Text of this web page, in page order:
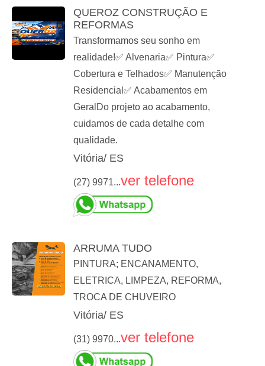
QUEROZ CONSTRUÇÃO E
REFORMAS
Transformamos seu sonho em
realidade!✅ Alvenaria✅ Pintura✅
Cobertura e Telhados✅ Manutenção
Residencial✅ Acabamentos em
GeralDo projeto ao acabamento,
cuidamos de cada detalhe com
qualidade.
Vitória/ ES
(27) 9971...ver telefone
ARRUMA TUDO
PINTURA; ENCANAMENTO,
ELETRICA, LIMPEZA, REFORMA,
TROCA DE CHUVEIRO
Vitória/ ES
(31) 9970...ver telefone